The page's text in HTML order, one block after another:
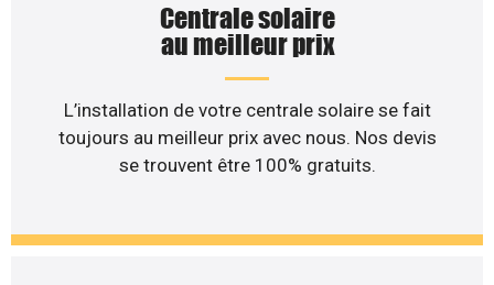
Centrale solaire
au meilleur prix
L’installation de votre centrale solaire se fait
toujours au meilleur prix avec nous. Nos devis
se trouvent être 100% gratuits.